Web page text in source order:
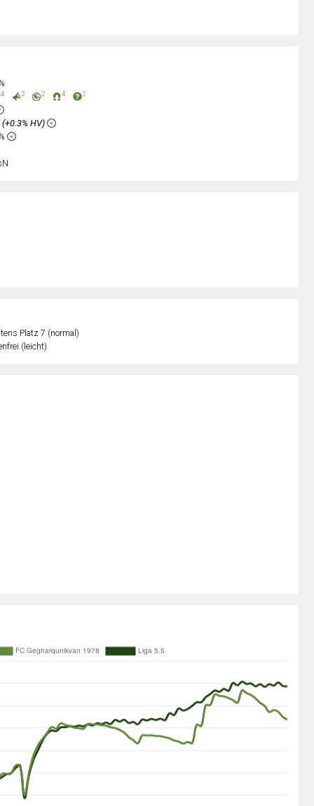
Platz 7 (normal)
(leicht)
4 2 2 4 2
(+0.3% HV)